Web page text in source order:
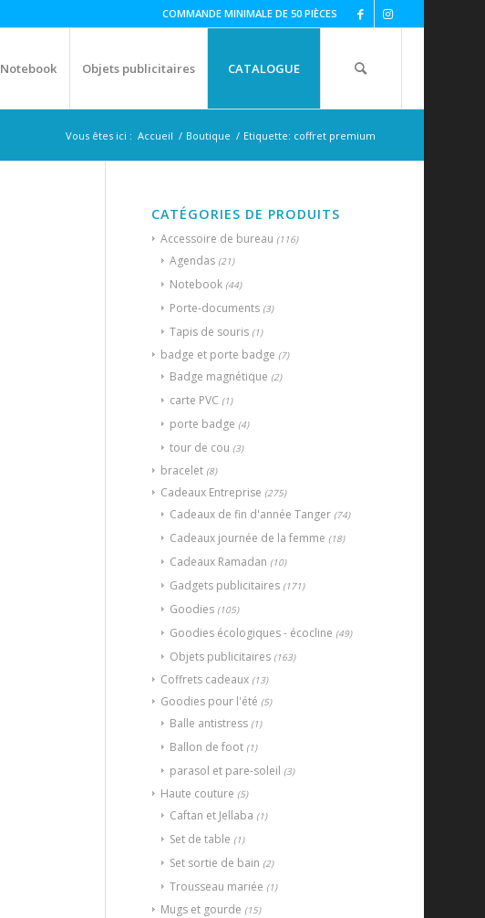
COMMANDE MINIMALE DE 50 PIÈCES
Notebook Objets publicitaires CATALOGUE
Vous êtes ici : Accueil / Boutique / Etiquette: coffret premium
CATÉGORIES DE PRODUITS
Accessoire de bureau (116)
Agendas (21)
Notebook (44)
Porte-documents (3)
Tapis de souris (1)
badge et porte badge (7)
Badge magnétique (2)
carte PVC (1)
porte badge (4)
tour de cou (3)
bracelet (8)
Cadeaux Entreprise (275)
Cadeaux de fin d'année Tanger (74)
Cadeaux journée de la femme (18)
Cadeaux Ramadan (10)
Gadgets publicitaires (171)
Goodies (105)
Goodies écologiques - écocline (49)
Objets publicitaires (163)
Coffrets cadeaux (13)
Goodies pour l'été (5)
Balle antistress (1)
Ballon de foot (1)
parasol et pare-soleil (3)
Haute couture (5)
Caftan et Jellaba (1)
Set de table (1)
Set sortie de bain (2)
Trousseau mariée (1)
Mugs et gourde (15)